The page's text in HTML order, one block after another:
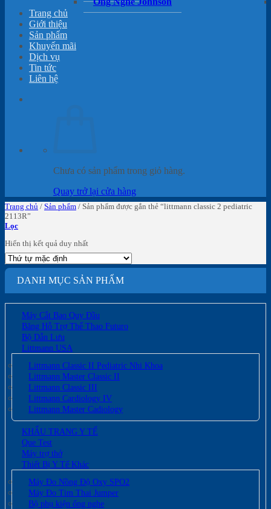
Trang chủ
Giới thiệu
Sản phẩm
Khuyến mãi
Dịch vụ
Tin tức
Liên hệ
Chưa có sản phẩm trong giỏ hàng.
Quay trở lại cửa hàng
Trang chủ / Sản phẩm / Sản phẩm được gắn thẻ “littmann classic 2 pediatric
2113R”
Lọc
Hiển thị kết quả duy nhất
DANH MỤC SẢN PHẨM
Máy Cắt Bao Quy Đầu
Băng Hỗ Trợ Thể Thao Futuro
Bộ Dẫn Lưu
Littmann USA
Littmann Classic II Pediatric Nhi Khoa
Littmann Master Classic II
Littmann Classic III
Littmann Cardiology IV
Littmann Master Cadiology
KHẨU TRANG Y TẾ
Que Test
Máy trợ thở
Thiết Bị Y Tế Khác
Máy Đo Nồng Độ Oxy SPO2
Máy Đo Tim Thai Jumper
Bộ phụ kiện ống nghe